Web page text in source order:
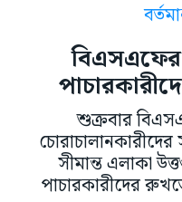
বিএসএফের
শুক্রবার
চোরাচালানকারীদের
সীমান্ত এলাকা
পাচারকারীদের